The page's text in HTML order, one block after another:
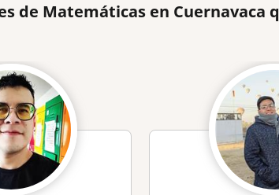
de Matemáticas en Cuernavaca